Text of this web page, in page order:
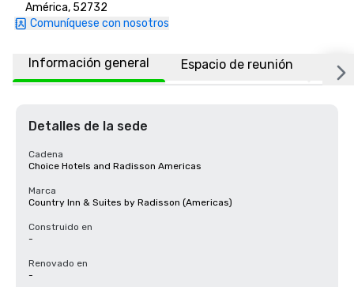
América, 52732
Comuníquese con nosotros
Información general Espacio de reunión
Detalles de la sede
Cadena
Choice Hotels and Radisson Americas
Marca
Country Inn & Suites by Radisson (Americas)
Construido en
-
Renovado en
-